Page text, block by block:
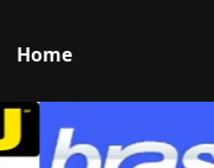
Home
Talk to us